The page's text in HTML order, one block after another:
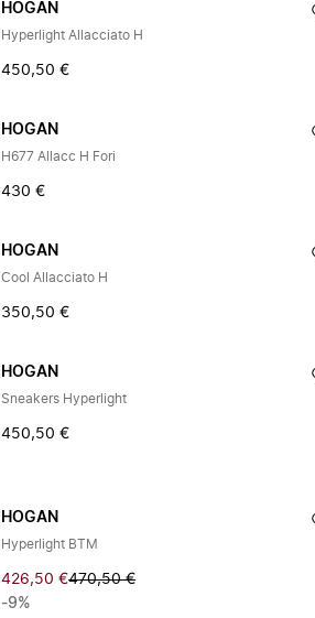
HOGAN
Hyperlight Allacciato H
450,50 €
HOGAN
H677 Allacc H Fori
430 €
HOGAN
Cool Allacciato H
350,50 €
HOGAN
Sneakers Hyperlight
450,50 €
HOGAN
Hyperlight BTM
426,50 €470,50 €
-9%